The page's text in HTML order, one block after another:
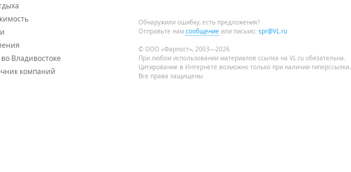
Владивостоке
компаний
Обнаружили ошибку, есть предложения?
Отправьте нам сообщение или письмо: spr@VL.ru
© ООО «Фарпост», 2003—2026
При любом использовании материалов ссылка на VL.ru обязательна.
Цитирование в Интернете возможно только при наличии гиперссылки.
Все права защищены.